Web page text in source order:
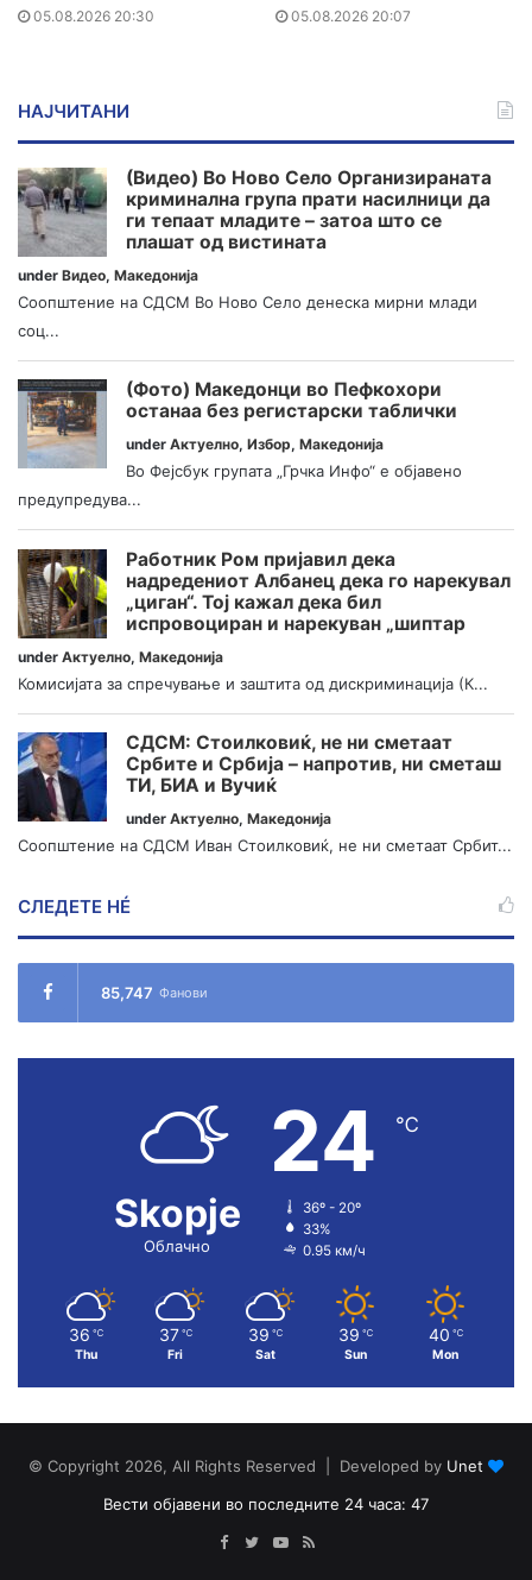
05.08.2026 20:30 05.08.2026 20:07
НАЈЧИТАНИ
(Видео) Во Ново Село Организираната
криминална група прати насилници да
ги тепаат младите – затоа што се
плашат од вистината
under Видео, Македонија
Соопштение на СДСМ Во Ново Село денеска мирни млади
соц...
(Фото) Македонци во Пефкохори
останаа без регистарски таблички
under Актуелно, Избор, Македонија
Во Фејсбук групата „Грчка Инфо“ е објавено
предупредува...
Работник Ром пријавил дека
надредениот Албанец дека го нарекувал
„циган“. Тој кажал дека бил
испровоциран и нарекуван „шиптар
under Актуелно, Македонија
Комисијата за спречување и заштита од дискриминација (К...
СДСМ: Стоилковиќ, не ни сметаат
Србите и Србија – напротив, ни сметаш
ТИ, БИА и Вучиќ
under Актуелно, Македонија
Соопштение на СДСМ Иван Стоилковиќ, не ни сметаат Србит...
СЛЕДЕТЕ НÉ
85,747 Фанови
Skopje
Облачно
24 ℃
36º - 20º
33%
0.95 км/ч
36 ℃
Thu
37 ℃
Fri
39 ℃
Sat
39 ℃
Sun
40 ℃
Mon
© Copyright 2026, All Rights Reserved | Developed by Unet
Вести објавени во последните 24 часа: 47
Facebook
TwitterYouTube
RSS